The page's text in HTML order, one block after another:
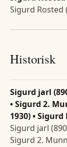
Sigurd Rosted
Historisk
Sigurd jarl
• Sigurd 2.
1930) • Sigurd
Sigurd jarl
Sigurd 2.